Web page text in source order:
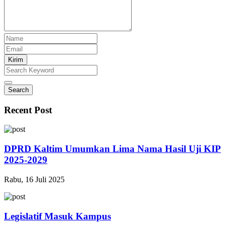
Kirim
Search
Recent Post
DPRD Kaltim Umumkan Lima Nama Hasil Uji KIP
2025-2029
Rabu, 16 Juli 2025
Legislatif Masuk Kampus